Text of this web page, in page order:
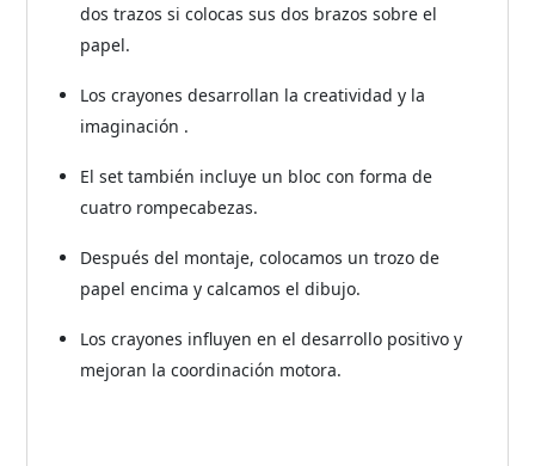
dos trazos si colocas sus dos brazos sobre el
papel.
Los crayones desarrollan la creatividad y la
imaginación .
El set también incluye un bloc con forma de
cuatro rompecabezas.
Después del montaje, colocamos un trozo de
papel encima y calcamos el dibujo.
Los crayones influyen en el desarrollo positivo y
mejoran la coordinación motora.